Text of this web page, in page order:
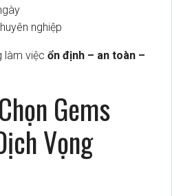
nghiệp
việc ổn định – an toàn –
Gems
Vọng